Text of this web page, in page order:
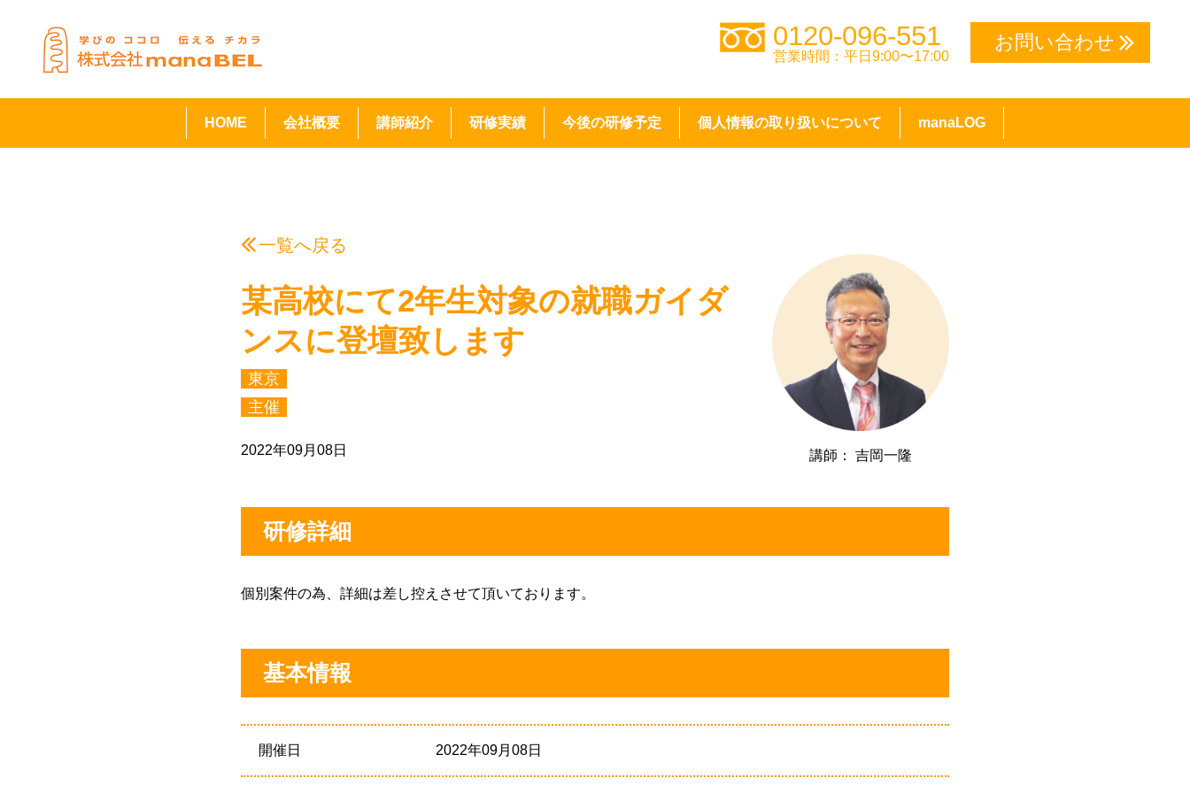
0120-096-551
営業時間：平日9:00〜17:00
お問い合わせ
HOME 会社概要 講師紹介 研修実績 今後の研修予定 個人情報の取り扱いについて manaLOG
一覧へ戻る
某高校にて2年生対象の就職ガイダ
ンスに登壇致します
東京
主催
2022年09月08日 講師： 吉岡一隆
研修詳細
個別案件の為、詳細は差し控えさせて頂いております。
基本情報
開催日 2022年09月08日